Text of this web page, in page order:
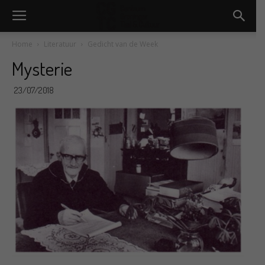
Home Literatuur Gedicht van de Week
Mysterie
23/07/2018